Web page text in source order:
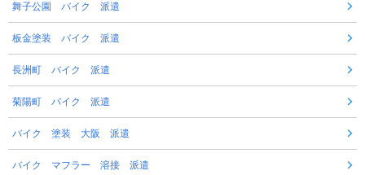
舞子公園 バイク 派遣
板金塗装 バイク 派遣
長洲町 バイク 派遣
菊陽町 バイク 派遣
バイク 塗装 大阪 派遣
バイク マフラー 溶接 派遣